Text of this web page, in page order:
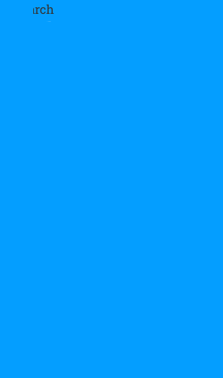
Search